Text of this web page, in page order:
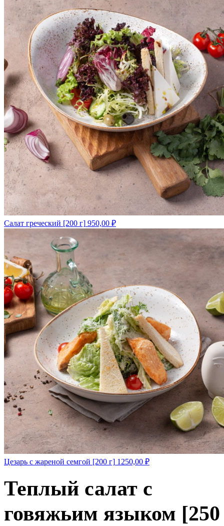
Салат греческий [200 г] 950,00 ₽
Цезарь с жареной семгой [200 г] 1250,00 ₽
Теплый салат с
говяжьим языком [250